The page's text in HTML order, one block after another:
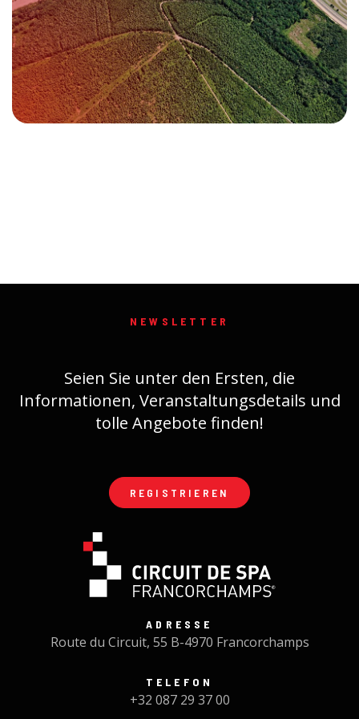
NEWSLETTER
Seien Sie unter den Ersten, die
Informationen, Veranstaltungsdetails und
tolle Angebote finden!
REGISTRIEREN
ADRESSE
Route du Circuit, 55 B-4970 Francorchamps
TELEFON
+32 087 29 37 00